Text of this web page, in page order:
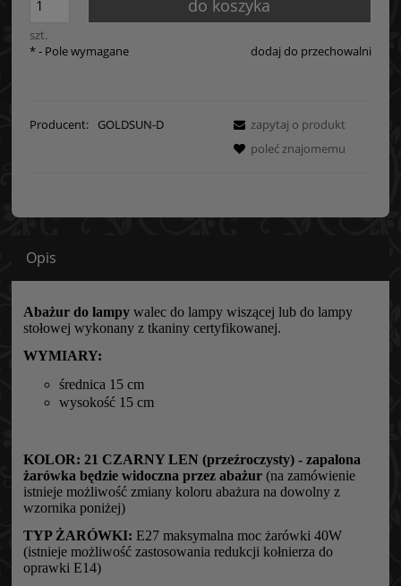
szt.
do koszyka
dodaj do przechowalni
*- Pole wymagane
Producent: GOLDSUN-D
zapytaj o produkt
poleć znajomemu
Opis
Abażur do lampy walec do lampy wiszącej lub do lampy
stołowej wykonany z tkaniny certyfikowanej.
WYMIARY:
średnica 15 cm
wysokość 15 cm
KOLOR: 21 CZARNY LEN (przeźroczysty) - zapalona
żarówka będzie widoczna przez abażur (na zamówienie
istnieje możliwość zmiany koloru abażura na dowolny z
wzornika poniżej)
TYP ŻARÓWKI: E27 maksymalna moc żarówki 40W
(istnieje możliwość zastosowania redukcji kołnierza do
oprawki E14)